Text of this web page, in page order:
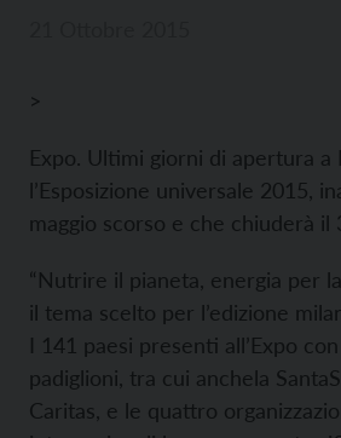
>
Expo. Ultimi giorni di apertura a
l’Esposizione universale 2015,
maggio scorso e che chiuderà il
“Nutrire il pianeta, energia per
il tema scelto per l’edizione
I 141 paesi presenti all’Expo
padiglioni, tra cui anchela
Caritas, e le quattro